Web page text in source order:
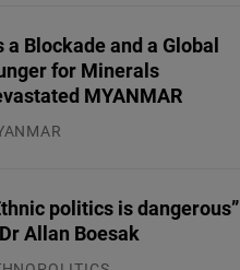
a Blockade and a Global
for Minerals
MYANMAR
politics is dangerous”
Allan Boesak